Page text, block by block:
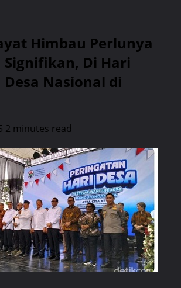
Himbau Perlunya
Di Hari
Nasional di
2 minutes read